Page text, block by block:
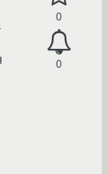
0
0